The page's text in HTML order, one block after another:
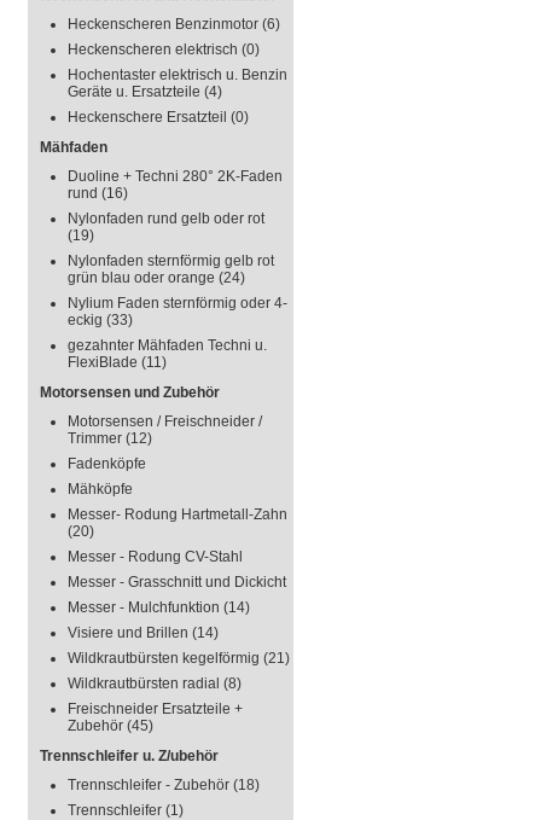
Heckenscheren Benzinmotor (6)
Heckenscheren elektrisch (0)
Hochentaster elektrisch u. Benzin
Geräte u. Ersatzteile (4)
Heckenschere Ersatzteil (0)
Mähfaden
Duoline + Techni 280° 2K-Faden
rund (16)
Nylonfaden rund gelb oder rot
(19)
Nylonfaden sternförmig gelb rot
grün blau oder orange (24)
Nylium Faden sternförmig oder 4-
eckig (33)
gezahnter Mähfaden Techni u.
FlexiBlade (11)
Motorsensen und Zubehör
Motorsensen / Freischneider /
Trimmer (12)
Fadenköpfe
Mähköpfe
Messer- Rodung Hartmetall-Zahn
(20)
Messer - Rodung CV-Stahl
Messer - Grasschnitt und Dickicht
Messer - Mulchfunktion (14)
Visiere und Brillen (14)
Wildkrautbürsten kegelförmig (21)
Wildkrautbürsten radial (8)
Freischneider Ersatzteile +
Zubehör (45)
Trennschleifer u. Z/ubehör
Trennschleifer - Zubehör (18)
Trennschleifer (1)